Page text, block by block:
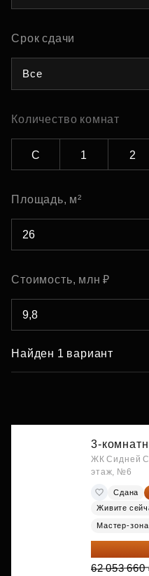
Срок сдачи
Все
Количество комнат
С 1 2
Площадь, м²
Стоимость, млн ₽
Найден 1 вариант
3-
ЖК Сидней
этаж, №6
Сдана
Живите
Мастер-
42 817
62 053 660